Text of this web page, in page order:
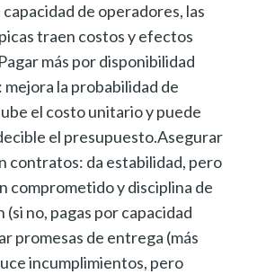
de operadores, las
traen costos y efectos
más por disponibilidad
la probabilidad de
el costo unitario y puede
el presupuesto.Asegurar
contratos: da estabilidad, pero
comprometido y disciplina de
no, pagas por capacidad
promesas de entrega (más
incumplimientos, pero